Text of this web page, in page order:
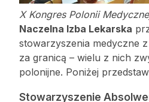
X Kongres Polonii
Naczelna Izba Lekarska
stowarzyszenia medyczne
za granicą – wielu z nich
polonijne. Poniżej
Stowarzyszenie